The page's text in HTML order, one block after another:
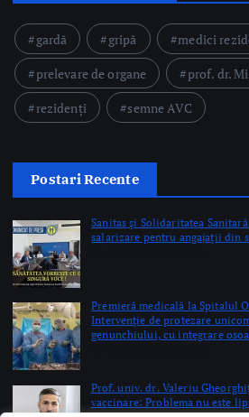
Science&Tech
Pharma
Video
prelevare de organe
prof. dr.
rezidenți
Postari Recente
Sanitas şi Solidaritatea
salarizare pentru angajaţii din